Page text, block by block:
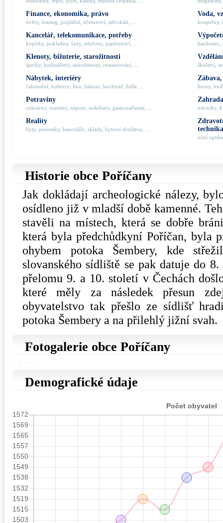
Finance, ekonomika, právo
úvěry, leasing, pojištění, účetnictví, advokáti, ...
Kancelář, telekomunikace, potřeby
kopírky, pokladny, faxy, telefony, papírnictví, ...
Klenoty, bižuterie, starožitnosti
šperky, hodinářství, starožitnosti, restaurování, ...
Nábytek, interiéry
čalounění, koberce, lina, žaluzie, kuchyně, židle, ...
Potraviny
cukrárny, uzeniny, nápoje, sodobary, gastrozařízení, ...
Reality
byty, pozemky, kanceláře, sklady, bytová družstva, ...
Voda,
koupelny,
hardware,
školství,
herny,
trávníky,
technika
oční
Historie obce Poříčany
Jak dokládají archeologické nálezy,
osídleno již v mladší době kamenné.
stavěli na místech, která se dobře
která byla předchůdkyní Poříčan, byla
ohybem potoka Šembery, kde
slovanského sídliště se pak datuje do
přelomu 9. a 10. století v Čechách
které měly za následek přesun
obyvatelstvo tak přešlo ze sídlišť
potoka Šembery a na přilehlý jižní svah.
Fotogalerie obce Poříčany
Demografické údaje